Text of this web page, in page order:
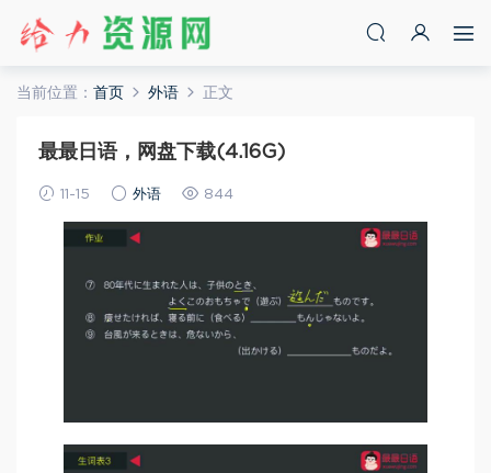
当前位置： 首页 外语 正文
最最日语，网盘下载(4.16G)
11-15 外语 844